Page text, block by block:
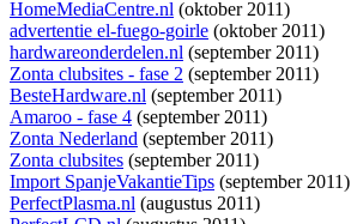
HomeMediaCentre.nl (oktober 2011)
advertentie el-fuego-goirle (oktober 2011)
hardwareonderdelen.nl (september 2011)
Zonta clubsites - fase 2 (september 2011)
BesteHardware.nl (september 2011)
Amaroo - fase 4 (september 2011)
Zonta Nederland (september 2011)
Zonta clubsites (september 2011)
Import SpanjeVakantieTips (september 2011)
PerfectPlasma.nl (augustus 2011)